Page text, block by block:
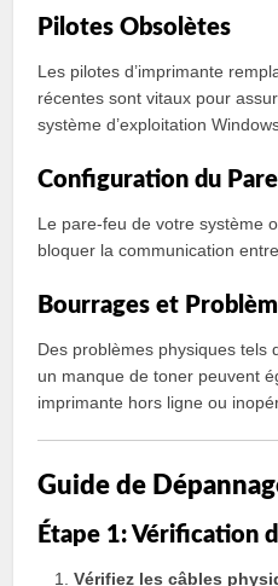
Pilotes Obsolètes
Les pilotes d’imprimante
récentes sont vitaux pour
système d’exploitation Windows
Configuration du
Le pare-feu de votre système
bloquer la communication
Bourrages et
Des problèmes physiques tels
un manque de toner peuvent
imprimante hors ligne ou
Guide de
Étape 1: Vérification
Vérifiez les câbles